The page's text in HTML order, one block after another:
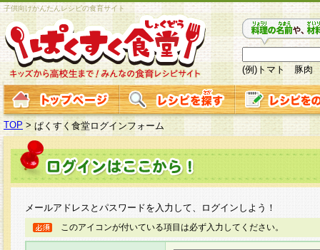
子供向けかんたんレシピの食育サイト
(例)トマト 豚肉
TOP > ぱくすく食堂ログインフォーム
メールアドレスとパスワードを入力して、ログインしよう！
このアイコンが付いている項目は必ず入力してください。